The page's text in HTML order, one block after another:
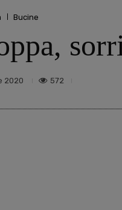
Bucine
2020 572